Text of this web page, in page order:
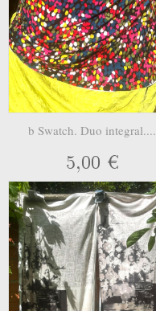
b Swatch. Duo integral....
5,00 €